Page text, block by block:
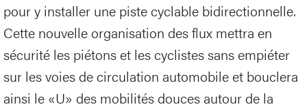
pour y installer une piste cyclable bidirectionnelle.
Cette nouvelle organisation des flux mettra en
sécurité les piétons et les cyclistes sans empiéter
sur les voies de circulation automobile et bouclera
ainsi le «U» des mobilités douces autour de la